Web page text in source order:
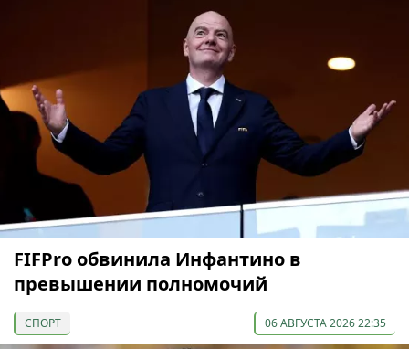
FIFPro обвинила Инфантино в
превышении полномочий
СПОРТ 06 АВГУСТА 2026 22:35